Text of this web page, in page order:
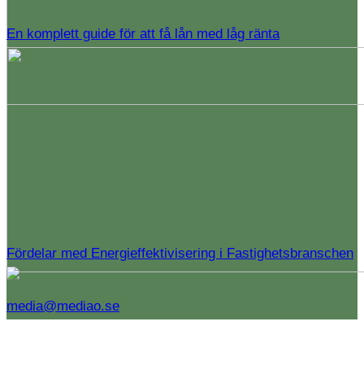
En komplett guide för att få lån med låg ränta
Fördelar med Energieffektivisering i Fastighetsbranschen
media@mediao.se